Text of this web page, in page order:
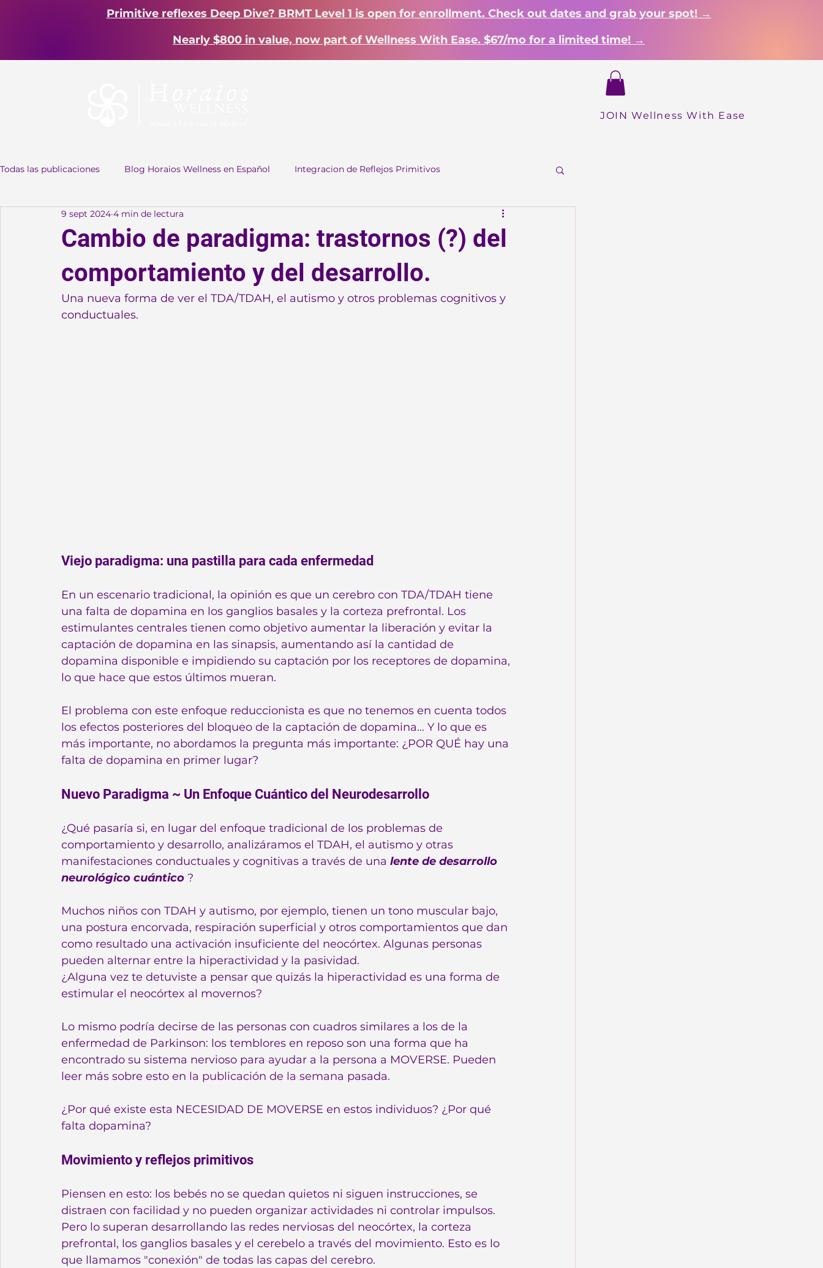
Primitive reflexes Deep Dive? BRMT Level 1 is open for enrollment. Check out dates and grab your spot! →
Nearly $800 in value, now part of Wellness With Ease. $67/mo for a limited time! →
Dropdown About Shop More
JOIN Wellness With Ease
Todas las publicaciones Blog Horaios Wellness en Español Integracion de Reflejos Primitivos
Cambio de paradigma: trastornos (?) del
comportamiento y del desarrollo.
9 sept 2024 4 min de lectura
Una nueva forma de ver el TDA/TDAH, el autismo y otros problemas cognitivos y
conductuales.
Viejo paradigma: una pastilla para cada enfermedad
En un escenario tradicional, la opinión es que un cerebro con TDA/TDAH tiene
una falta de dopamina en los ganglios basales y la corteza prefrontal. Los
estimulantes centrales tienen como objetivo aumentar la liberación y evitar la
captación de dopamina en las sinapsis, aumentando así la cantidad de
dopamina disponible e impidiendo su captación por los receptores de dopamina,
lo que hace que estos últimos mueran.
El problema con este enfoque reduccionista es que no tenemos en cuenta todos
los efectos posteriores del bloqueo de la captación de dopamina... Y lo que es
más importante, no abordamos la pregunta más importante: ¿POR QUÉ hay una
falta de dopamina en primer lugar?
Nuevo Paradigma ~ Un Enfoque Cuántico del Neurodesarrollo
¿Qué pasaría si, en lugar del enfoque tradicional de los problemas de
comportamiento y desarrollo, analizáramos el TDAH, el autismo y otras
manifestaciones conductuales y cognitivas a través de una lente de desarrollo
neurológico cuántico ?
Muchos niños con TDAH y autismo, por ejemplo, tienen un tono muscular bajo,
una postura encorvada, respiración superficial y otros comportamientos que dan
como resultado una activación insuficiente del neocórtex. Algunas personas
pueden alternar entre la hiperactividad y la pasividad.
¿Alguna vez te detuviste a pensar que quizás la hiperactividad es una forma de
estimular el neocórtex al movernos?
Lo mismo podría decirse de las personas con cuadros similares a los de la
enfermedad de Parkinson: los temblores en reposo son una forma que ha
encontrado su sistema nervioso para ayudar a la persona a MOVERSE. Pueden
leer más sobre esto en la publicación de la semana pasada.
¿Por qué existe esta NECESIDAD DE MOVERSE en estos individuos? ¿Por qué
falta dopamina?
Movimiento y reflejos primitivos
Piensen en esto: los bebés no se quedan quietos ni siguen instrucciones, se
distraen con facilidad y no pueden organizar actividades ni controlar impulsos.
Pero lo superan desarrollando las redes nerviosas del neocórtex, la corteza
prefrontal, los ganglios basales y el cerebelo a través del movimiento. Esto es lo
que llamamos "conexión" de todas las capas del cerebro.